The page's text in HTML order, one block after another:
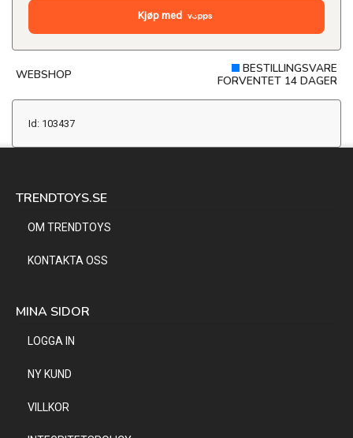
Kjøp med
WEBSHOP
BESTILLINGSVARE
FORVENTET 14 DAGER
Id: 103437
TRENDTOYS.SE
OM TRENDTOYS
KONTAKTA OSS
MINA SIDOR
LOGGA IN
NY KUND
VILLKOR